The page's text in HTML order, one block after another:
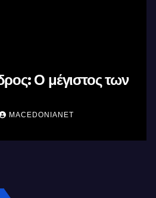
Ο μέγιστος των